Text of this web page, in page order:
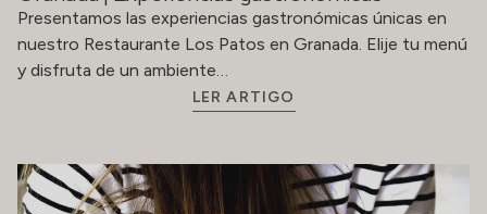
Presentamos las experiencias gastronómicas únicas en
nuestro Restaurante Los Patos en Granada. Elije tu menú
y disfruta de un ambiente…
LER ARTIGO